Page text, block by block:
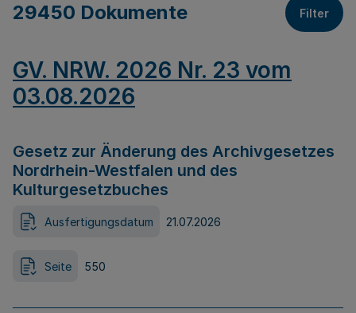
29450 Dokumente Filter
GV. NRW. 2026 Nr. 23 vom
03.08.2026
Gesetz zur Änderung des Archivgesetzes
Nordrhein-Westfalen und des
Kulturgesetzbuches
Ausfertigungsdatum 21.07.2026
Seite 550